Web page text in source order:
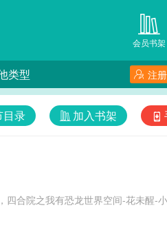
会员书架
类型 注册
加入书架
目录
四合院之我有恐龙世界空间-花未醒-